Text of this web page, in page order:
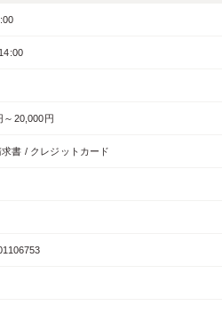
～20,000円
書 / クレジットカード